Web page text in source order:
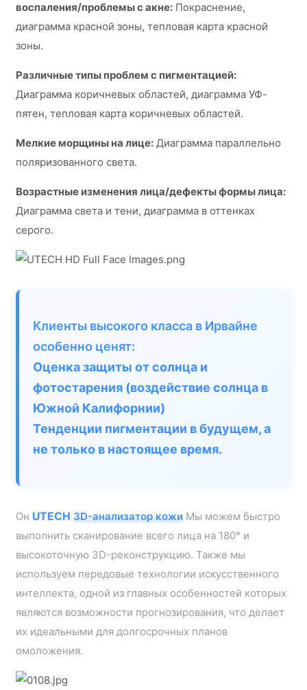
воспаления/проблемы с акне:Покраснение,
диаграмма красной зоны, тепловая карта красной
зоны.
Различные типы проблем с пигментацией:
Диаграмма коричневых областей, диаграмма УФ-
пятен, тепловая карта коричневых областей.
Мелкие морщины на лице:Диаграмма параллельно
поляризованного света.
Возрастные изменения лица/дефекты формы лица:
Диаграмма света и тени, диаграмма в оттенках
серого.
Клиенты высокого класса в Ирвайне
особенно ценят:
Оценка защиты от солнца и
фотостарения (воздействие солнца в
Южной Калифорнии)
Тенденции пигментации в будущем, а
не только в настоящее время.
Он UTECH 3D-анализатор кожиМы можем быстро
выполнить сканирование всего лица на 180° и
высокоточную 3D-реконструкцию. Также мы
используем передовые технологии искусственного
интеллекта, одной из главных особенностей которых
являются возможности прогнозирования, что делает
их идеальными для долгосрочных планов
омоложения.